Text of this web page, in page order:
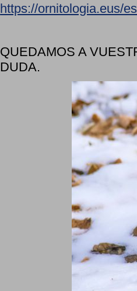
https://ornitologia.eus/
QUEDAMOS A
DUDA.